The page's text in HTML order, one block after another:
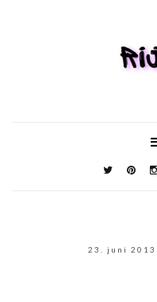
23. juni 2013